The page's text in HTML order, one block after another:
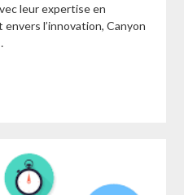
leur expertise en
l’innovation, Canyon